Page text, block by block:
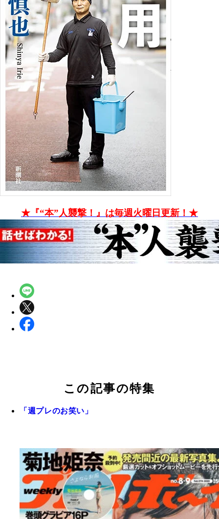
★『“本”人襲撃！』は毎週火曜日更新！★
この記事の特集
「週プレのお笑い」